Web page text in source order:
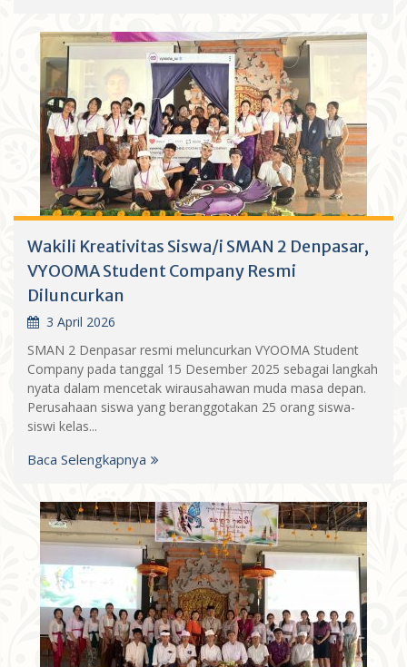
Wakili Kreativitas Siswa/i SMAN 2 Denpasar,
VYOOMA Student Company Resmi
Diluncurkan
3 April 2026
SMAN 2 Denpasar resmi meluncurkan VYOOMA Student
Company pada tanggal 15 Desember 2025 sebagai langkah
nyata dalam mencetak wirausahawan muda masa depan.
Perusahaan siswa yang beranggotakan 25 orang siswa-
siswi kelas...
Baca Selengkapnya